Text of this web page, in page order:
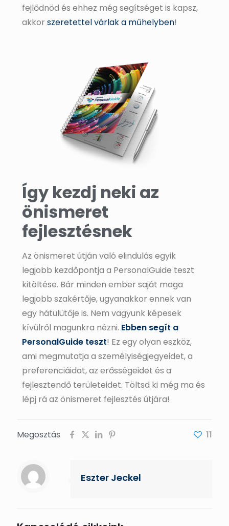
fejlődnöd és ehhez még segítséget is kapsz,
akkor szeretettel várlak a műhelyben!
Így kezdj neki az
önismeret
fejlesztésnek
Az önismeret útján való elindulás egyik
legjobb kezdőpontja a PersonalGuide teszt
kitöltése. Bár minden ember saját maga
legjobb szakértője, ugyanakkor ennek van
egy hátulütője is. Nem vagyunk képesek
kívülről magunkra nézni. Ebben segít a
PersonalGuide teszt! Ez egy olyan eszköz,
ami megmutatja a személyiségjegyeidet, a
preferenciáidat, az erősségeidet és a
fejlesztendő területeidet. Töltsd ki még ma és
lépj rá az önismeret fejlesztés útjára!
Megosztás 11
Eszter Jeckel